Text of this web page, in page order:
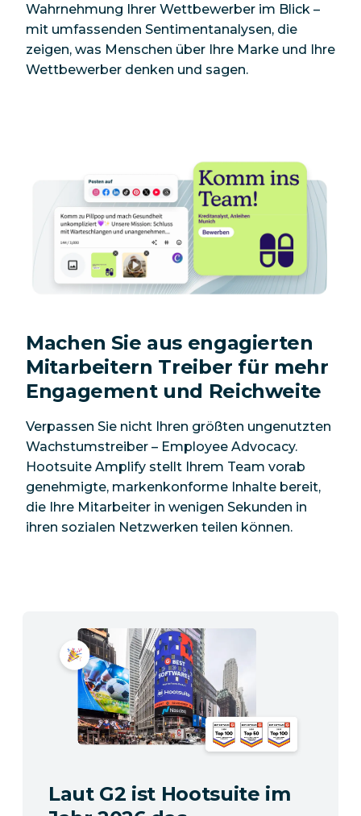
Wahrnehmung Ihrer Wettbewerber im Blick –
mit umfassenden Sentimentanalysen, die
zeigen, was Menschen über Ihre Marke und Ihre
Wettbewerber denken und sagen.
Machen Sie aus engagierten
Mitarbeitern Treiber für mehr
Engagement und Reichweite
Verpassen Sie nicht Ihren größten ungenutzten
Wachstumstreiber – Employee Advocacy.
Hootsuite Amplify stellt Ihrem Team vorab
genehmigte, markenkonforme Inhalte bereit,
die Ihre Mitarbeiter in wenigen Sekunden in
ihren sozialen Netzwerken teilen können.
Laut G2 ist Hootsuite im